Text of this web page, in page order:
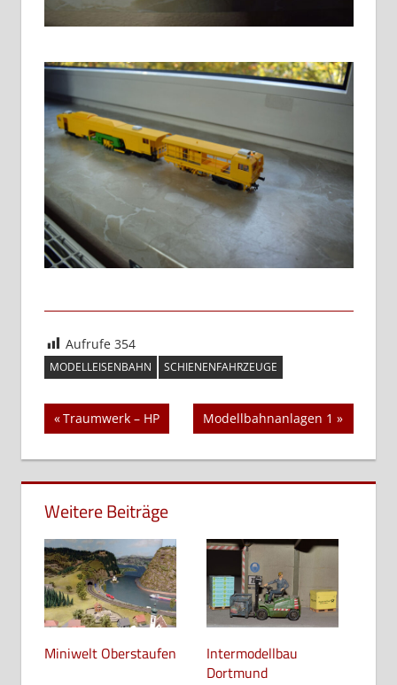
Aufrufe 354
MODELLEISENBAHN SCHIENENFAHRZEUGE
Beitragsnavigation
Vorheriger
Traumwerk – HP
Nächster
Modellbahnanlagen 1
Weitere Beiträge
Miniwelt Oberstaufen
Intermodellbau
Dortmund